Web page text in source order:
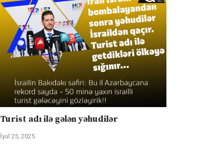
Turist adı ilə gələn yəhudilər
İyul 25, 2025